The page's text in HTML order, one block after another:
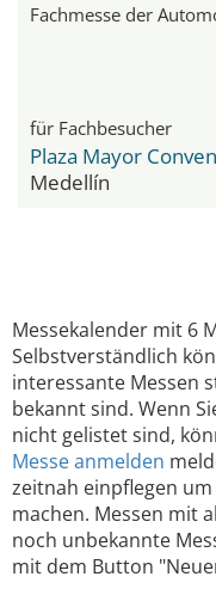
Fachmesse der
für Fachbesucher
Medellín
Messekalender mit 6
Selbstverständlich
interessante Messen
bekannt sind. Wenn
nicht gelistet sind,
Messe anmelden
zeitnah einpflegen
machen. Messen mit
noch unbekannte
mit dem Button